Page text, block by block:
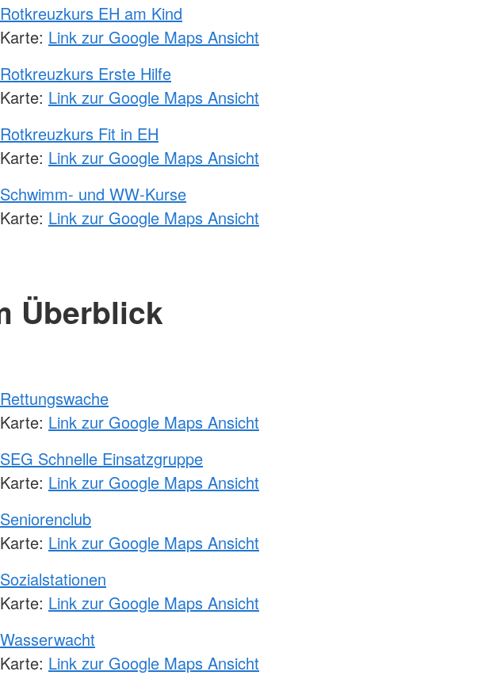
Rotkreuzkurs EH am Kind
Karte: Link zur Google Maps Ansicht
Rotkreuzkurs Erste Hilfe
Karte: Link zur Google Maps Ansicht
Rotkreuzkurs Fit in EH
Karte: Link zur Google Maps Ansicht
Schwimm- und WW-Kurse
Karte: Link zur Google Maps Ansicht
Überblick
Rettungswache
Karte: Link zur Google Maps Ansicht
SEG Schnelle Einsatzgruppe
Karte: Link zur Google Maps Ansicht
Seniorenclub
Karte: Link zur Google Maps Ansicht
Sozialstationen
Karte: Link zur Google Maps Ansicht
Wasserwacht
Karte: Link zur Google Maps Ansicht